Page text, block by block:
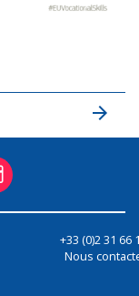
+33 (0)2 31 66
Nous